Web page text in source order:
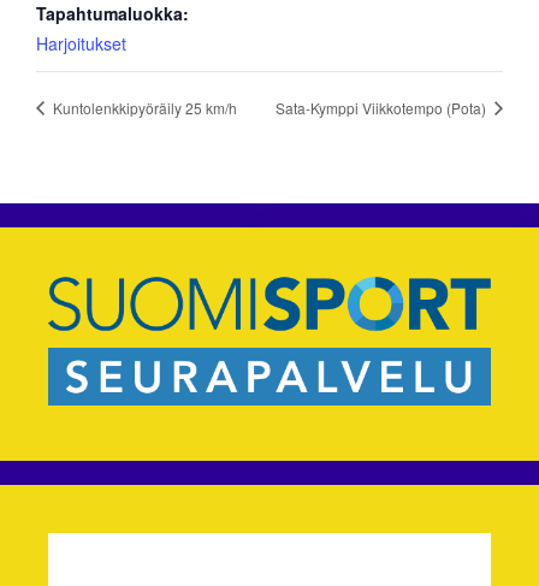
Tapahtumaluokka:
Harjoitukset
Kuntolenkkipyöräily 25 km/h Sata-Kymppi Viikkotempo (Pota)